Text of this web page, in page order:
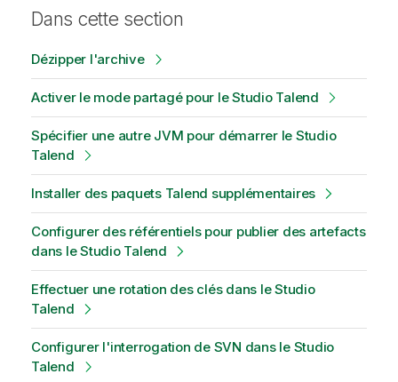
a
i
o
n
s
Dans cette section
Dézipper l'archive
Activer le mode partagé pour le Studio Talend
Spécifier une autre JVM pour démarrer le Studio
Talend
Installer des paquets Talend supplémentaires
Configurer des référentiels pour publier des artefacts
dans le Studio Talend
Effectuer une rotation des clés dans le Studio
Talend
Configurer l'interrogation de SVN dans le Studio
Talend